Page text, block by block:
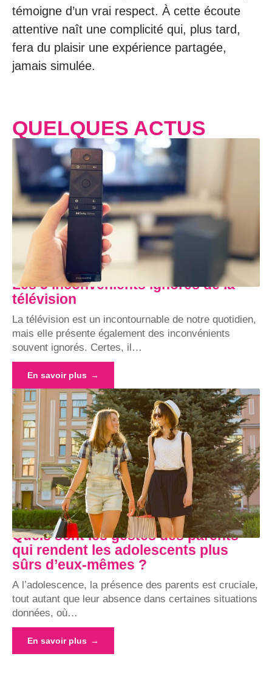
témoigne d’un vrai respect. À cette écoute
attentive naît une complicité qui, plus tard,
fera du plaisir une expérience partagée,
jamais simulée.
QUELQUES ACTUS
Les 5 inconvénients ignorés de la
télévision
La télévision est un incontournable de notre quotidien,
mais elle présente également des inconvénients
souvent ignorés. Certes, il …
En savoir plus
Quels sont les gestes des parents
qui rendent les adolescents plus
sûrs d’eux-mêmes ?
A l’adolescence, la présence des parents est cruciale,
tout autant que leur absence dans certaines situations
données, où…
En savoir plus